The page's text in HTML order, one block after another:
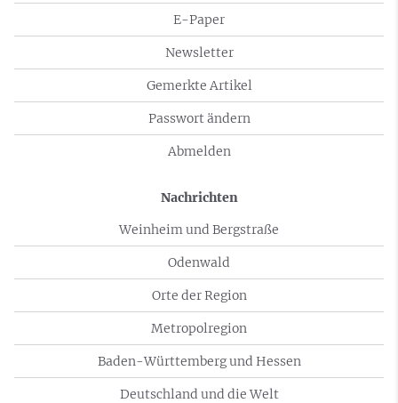
E-Paper
Newsletter
Gemerkte Artikel
Passwort ändern
Abmelden
Nachrichten
Weinheim und Bergstraße
Odenwald
Orte der Region
Metropolregion
Baden-Württemberg und Hessen
Deutschland und die Welt